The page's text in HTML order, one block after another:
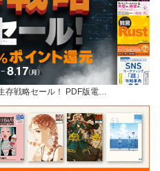
存戦略セール！ PDF版電…